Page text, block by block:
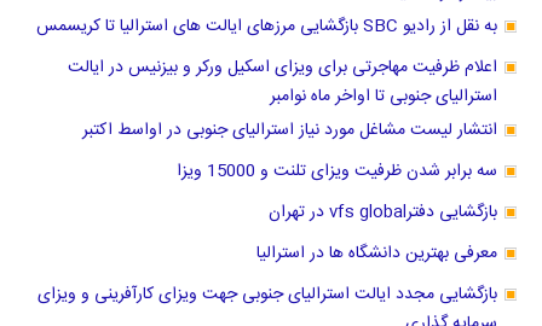
به نقل از رادیو SBC بازگشایی مرزهای ایالت های استرالیا تا کریسمس
اعلام ظرفیت مهاجرتی برای ویزای اسکیل ورکر و بیزنیس در ایالت
استرالیای جنوبی تا اواخر ماه نوامبر
انتشار لیست مشاغل مورد نیاز استرالیای جنوبی در اواسط اکتبر
سه برابر شدن ظرفیت ویزای تلنت و 15000 ویزا
بازگشایی دفترvfs global در تهران
معرفی بهترین دانشگاه ها در استرالیا
بازگشایی مجدد ایالت استرالیای جنوبی جهت ویزای کارآفرینی و ویزای
سرمایه گذاری